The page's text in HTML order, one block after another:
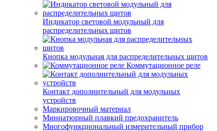
Индикатор световой модульный для
распределительных щитов
Кнопка модульная для распределительных щитов
Коммутационное реле
Контакт дополнительный для модульных
устройств
Маркировочный материал
Миниатюрный плавкий предохранитель
Многофункциональный измерительный прибор